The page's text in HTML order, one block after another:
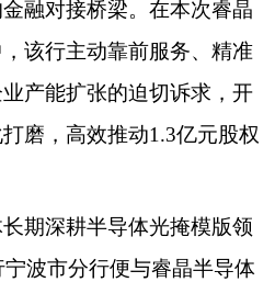
融对接桥梁。在本次睿晶
该行主动靠前服务、精准
产能扩张的迫切诉求，开
磨，高效推动1.3亿元股权
深耕半导体光掩模版领
波市分行便与睿晶半导体